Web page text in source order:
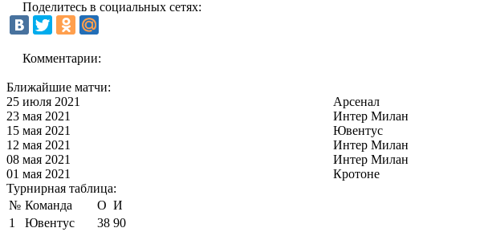
Поделитесь в социальных сетях:
Комментарии:
Ближайшие матчи:
25 июля 2021
Арсенал
23 мая 2021
Интер Милан
15 мая 2021
Ювентус
12 мая 2021
Интер Милан
08 мая 2021
Интер Милан
01 мая 2021
Кротоне
Турнирная таблица:
№ Команда О И
1
Ювентус 38 90